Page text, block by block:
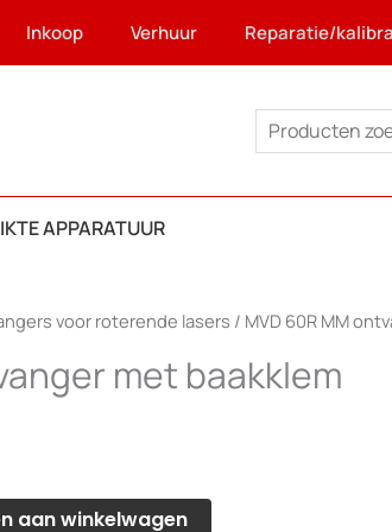
Inkoop Verhuur Reparatie/
Zoeken
APPARATUUR
voor roterende lasers / MVD 60R MM
met baakklem
aan winkelwagen